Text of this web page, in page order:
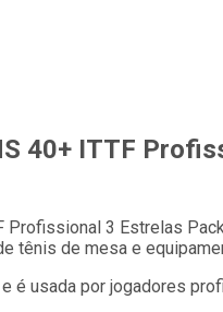
40+ ITTF
3 Estrelas
tênis de mesa e
é usada por jogadores